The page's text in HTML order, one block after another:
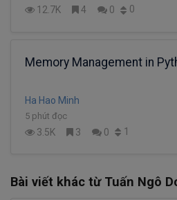
12.7K 4 0 0
Memory Management in
Ha Hao Minh
5 phút đọc
3.5K 3 0 1
Bài viết khác từ Tuấn Ngô